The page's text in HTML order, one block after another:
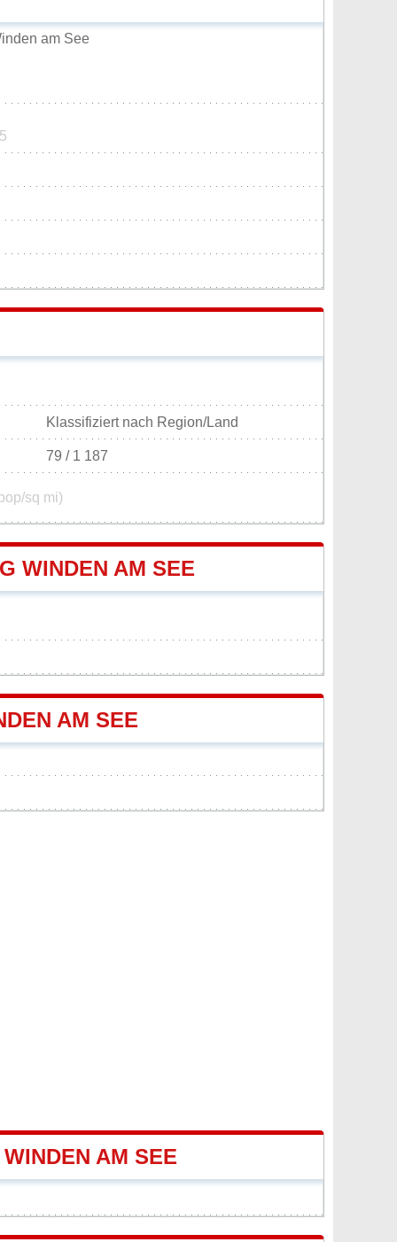
am See
Klassifiziert nach Region/Land
79 / 1 187
sq mi)
WINDEN AM SEE
AM SEE
AM SEE